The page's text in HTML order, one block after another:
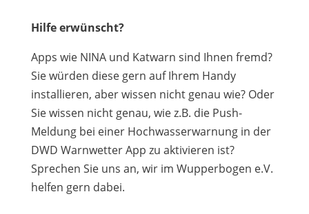
Hilfe erwünscht?
Apps wie NINA und Katwarn sind Ihnen fremd?
Sie würden diese gern auf Ihrem Handy
installieren, aber wissen nicht genau wie? Oder
Sie wissen nicht genau, wie z.B. die Push-
Meldung bei einer Hochwasserwarnung in der
DWD Warnwetter App zu aktivieren ist?
Sprechen Sie uns an, wir im Wupperbogen e.V.
helfen gern dabei.